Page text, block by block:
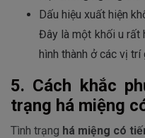
Dấu hiệu xuất hiện
Đây là một khối u rất
hình thành ở các vị trí
5. Cách khắc
trạng há miệng
Tình trạng há miệng có